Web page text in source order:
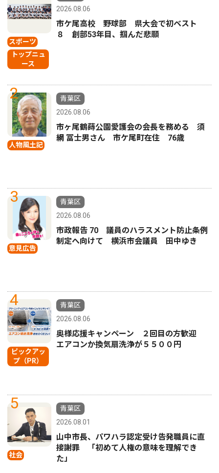
スポーツ
トップニュ
ース
2026.08.06
市ケ尾高校 野球部 県大会で初ベスト
８ 創部53年目、掴んだ悲願
2
人物風土記
青葉区
2026.08.06
市ヶ尾鶴蒔公園愛護会の会長を務める 須
網 冨士男さん 市ケ尾町在住 76歳
3
意見広告
青葉区
2026.08.06
市政報告 70 議員のハラスメント防止条例
制定へ向けて 横浜市会議員 田中ゆき
4
ピックアッ
プ（PR）
青葉区
2026.08.06
奥様応援キャンペーン ２回目の方歓迎
エアコンか換気扇洗浄が５５００円
5
社会
青葉区
2026.08.01
山中市長、パワハラ認定受け告発職員に直
接謝罪 「初めて人権の意味を理解でき
た」